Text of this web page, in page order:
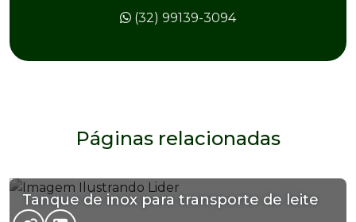
(32) 99139-3094
Páginas relacionadas
Tanque de inox para transporte de leite